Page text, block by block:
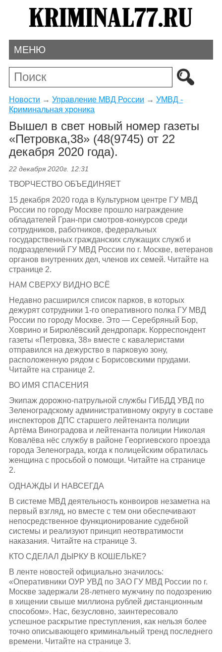
МЕНЮ
Новости → Управление МВД России → УМВД -
Криминальная хроника
Вышел в свет новый номер газеты
«Петровка,38» (48(9745) от 22
декабря 2020 года).
22 декабря 2020г. 12:31
ТВОРЧЕСТВО ОБЪЕДИНЯЕТ
15 декабря 2020 года в Культурном центре ГУ МВД
России по городу Москве прошло награждение
обладателей Гран-при смотров-конкурсов среди
сотрудников, работников, федеральных
государственных гражданских служащих служб и
подразделений ГУ МВД России по г. Москве, ветеранов
органов внутренних дел, членов их семей. Читайте на
странице 2.
НАМ СВЕРХУ ВИДНО ВСЁ
Недавно расширился список парков, в которых
дежурят сотрудники 1-го оперативного полка ГУ МВД
России по городу Москве. Это — Серебряный Бор,
Ховрино и Бирюлёвский дендропарк. Корреспондент
газеты «Петровка, 38» вместе с кавалеристами
отправился на дежурство в парковую зону,
расположенную рядом с Борисовскими прудами.
Читайте на странице 2.
ВО ИМЯ СПАСЕНИЯ
Экипаж дорожно-патрульной службы ГИБДД УВД по
Зеленоградскому административному округу в составе
инспекторов ДПС старшего лейтенанта полиции
Артёма Виноградова и лейтенанта полиции Николая
Ковалёва нёс службу в районе Георгиевского проезда
города Зеленограда, когда к полицейским обратилась
женщина с просьбой о помощи. Читайте на странице
2.
ОДНАЖДЫ И НАВСЕГДА
В системе МВД деятельность конвоиров незаметна на
первый взгляд, но вместе с тем они обеспечивают
непосредственное функционирование судебной
системы и реализуют принцип неотвратимости
наказания. Читайте на странице 3.
КТО СДЕЛАЛ ДЫРКУ В КОШЕЛЬКЕ?
В ленте новостей официально значилось:
«Оперативники ОУР УВД по ЗАО ГУ МВД России по г.
Москве задержали 28-летнего мужчину по подозрению
в хищении свыше миллиона рублей дистанционным
способом». Нас, безусловно, заинтересовало
успешное раскрытие преступления, как нельзя более
точно описывающего криминальный тренд последнего
времени. Читайте на странице 3.